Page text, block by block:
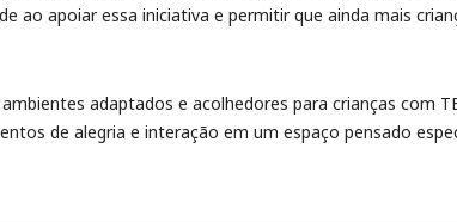
ao apoiar essa iniciativa e permitir que ainda mais
adaptados e acolhedores para crianças com
de alegria e interação em um espaço pensado